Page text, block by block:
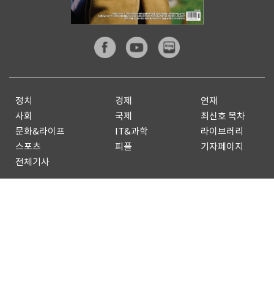
정치 경제
연재
사회
국제
최신호 목차
문화&라이프
IT&과학
라이브러리
스포츠
피플
기자페이지
전체기사